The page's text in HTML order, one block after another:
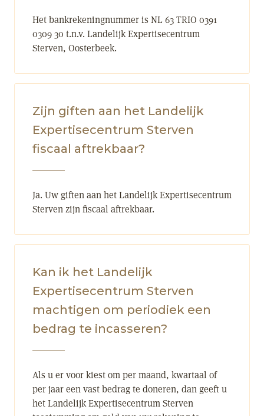
Het bankrekeningnummer is NL 63 TRIO 0391
0309 30 t.n.v. Landelijk Expertisecentrum
Sterven, Oosterbeek.
Zijn giften aan het Landelijk
Expertisecentrum Sterven
fiscaal aftrekbaar?
Ja. Uw giften aan het Landelijk Expertisecentrum
Sterven zijn fiscaal aftrekbaar.
Kan ik het Landelijk
Expertisecentrum Sterven
machtigen om periodiek een
bedrag te incasseren?
Als u er voor kiest om per maand, kwartaal of
per jaar een vast bedrag te doneren, dan geeft u
het Landelijk Expertisecentrum Sterven